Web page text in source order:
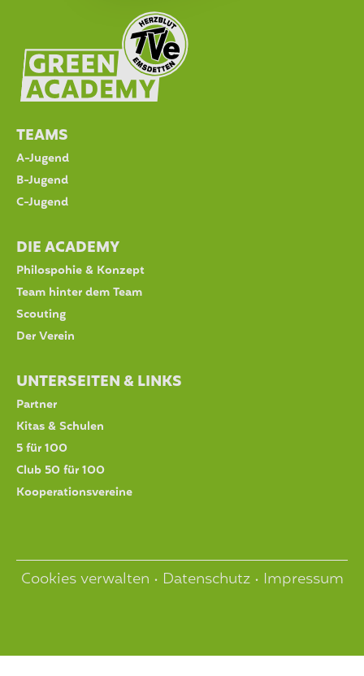
TEAMS
A-Jugend
B-Jugend
C-Jugend
DIE ACADEMY
Philospohie & Konzept
Team hinter dem Team
Scouting
Der Verein
UNTERSEITEN & LINKS
Partner
Kitas & Schulen
5 für 100
Club 50 für 100
Kooperationsvereine
Cookies verwalten • Datenschutz• Impressum